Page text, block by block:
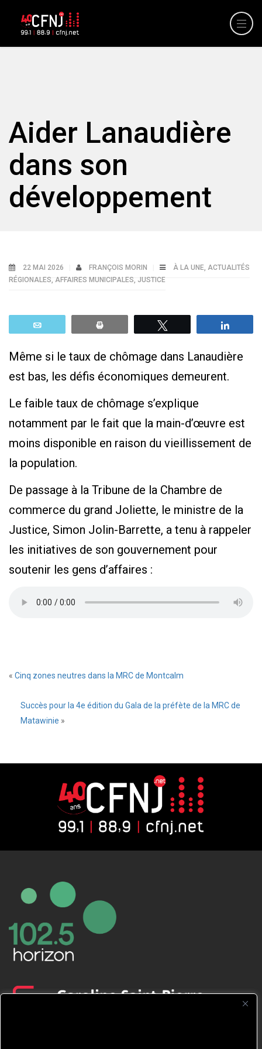
Aider Lanaudière
dans son
développement
22 MAI 2026 FRANÇOIS MORIN À LA UNE, ACTUALITÉS
RÉGIONALES, AFFAIRES MUNICIPALES, JUSTICE
Même si le taux de chômage dans Lanaudière
est bas, les défis économiques demeurent.
Le faible taux de chômage s’explique
notamment par le fait que la main-d’œuvre est
moins disponible en raison du vieillissement de
la population.
De passage à la Tribune de la Chambre de
commerce du grand Joliette, le ministre de la
Justice, Simon Jolin-Barrette, a tenu à rappeler
les initiatives de son gouvernement pour
soutenir les gens d’affaires :
« Cinq zones neutres dans la MRC de Montcalm
Succès pour la 4e édition du Gala de la préfète de la MRC de
Matawinie »